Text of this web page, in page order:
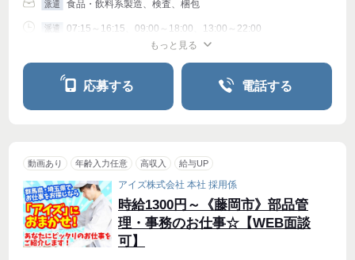
派遣 食品・飲料系製造、検査、梱包
派遣 07:15～16:15、09:00～18:00、13:00～22:00
もっと見る
応募する 電話する
動画あり 年齢入力任意 高収入 給与UP
アイズ株式会社 本社 採用係
時給1300円～《藤岡市》部品管
理・事務のお仕事☆【WEB面談
可】